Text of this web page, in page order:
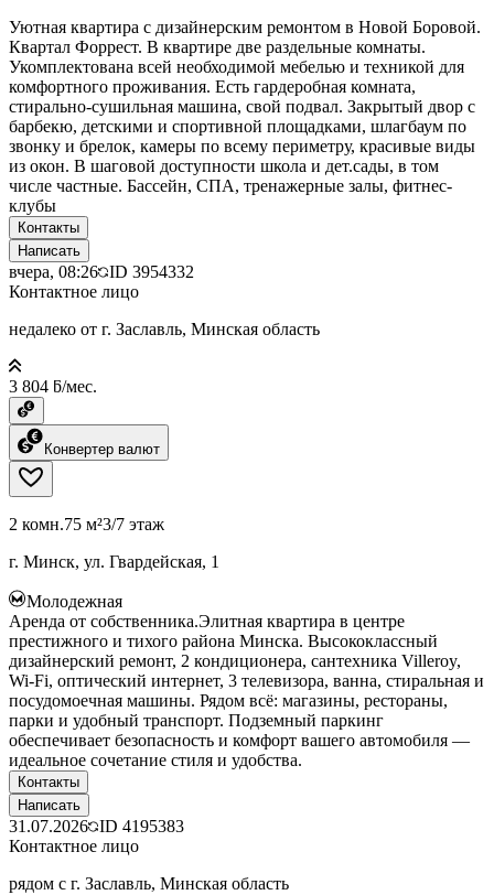
Уютная квартира с дизайнерским ремонтом в Новой Боровой.
Квартал Форрест. В квартире две раздельные комнаты.
Укомплектована всей необходимой мебелью и техникой для
комфортного проживания. Есть гардеробная комната,
стирально-сушильная машина, свой подвал. Закрытый двор с
барбекю, детскими и спортивной площадками, шлагбаум по
звонку и брелок, камеры по всему периметру, красивые виды
из окон. В шаговой доступности школа и дет.сады, в том
числе частные. Бассейн, СПА, тренажерные залы, фитнес-
клубы
Контакты
Написать
вчера, 08:26 ID 3954332
Контактное лицо
недалеко от г. Заславль, Минская область
3 804 ƃ/мес.
Конвертер валют
2 комн.75 м²3/7 этаж
г. Минск, ул. Гвардейская, 1
Молодежная
Аренда от собственника.Элитная квартира в центре
престижного и тихого района Минска. Высококлассный
дизайнерский ремонт, 2 кондиционера, сантехника Villeroy,
Wi-Fi, оптический интернет, 3 телевизора, ванна, стиральная и
посудомоечная машины. Рядом всё: магазины, рестораны,
парки и удобный транспорт. Подземный паркинг
обеспечивает безопасность и комфорт вашего автомобиля —
идеальное сочетание стиля и удобства.
Контакты
Написать
31.07.2026 ID 4195383
Контактное лицо
рядом с г. Заславль, Минская область